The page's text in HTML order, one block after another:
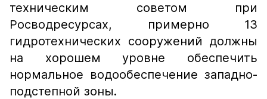
техническим советом при
Росводресурсах, примерно 13
гидротехнических сооружений должны
на хорошем уровне обеспечить
нормальное водообеспечение западно-
подстепной зоны.